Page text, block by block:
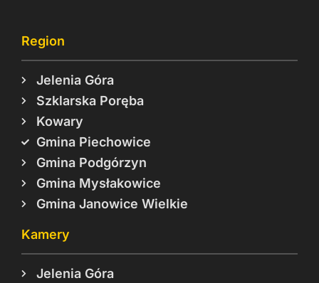
Region
Jelenia Góra
Szklarska Poręba
Kowary
Gmina Piechowice
Gmina Podgórzyn
Gmina Mysłakowice
Gmina Janowice Wielkie
Kamery
Jelenia Góra